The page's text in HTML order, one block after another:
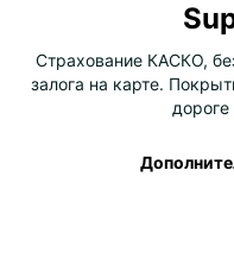
Страхование КАСКО,
залога на карте.